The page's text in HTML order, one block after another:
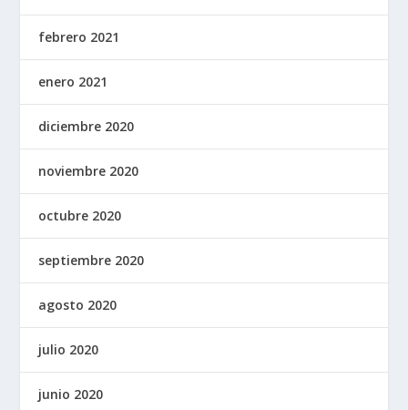
febrero 2021
enero 2021
diciembre 2020
noviembre 2020
octubre 2020
septiembre 2020
agosto 2020
julio 2020
junio 2020